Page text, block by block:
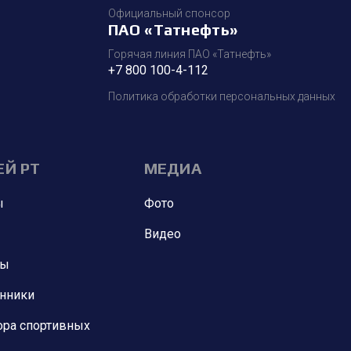
Официальный спонсор
ПАО «Татнефть»
Горячая линия ПАО «Татнефть»
+7 800 100-4-112
Политика обработки персональных данных
РТ
спортивных
МЕДИА
Фото
Видео